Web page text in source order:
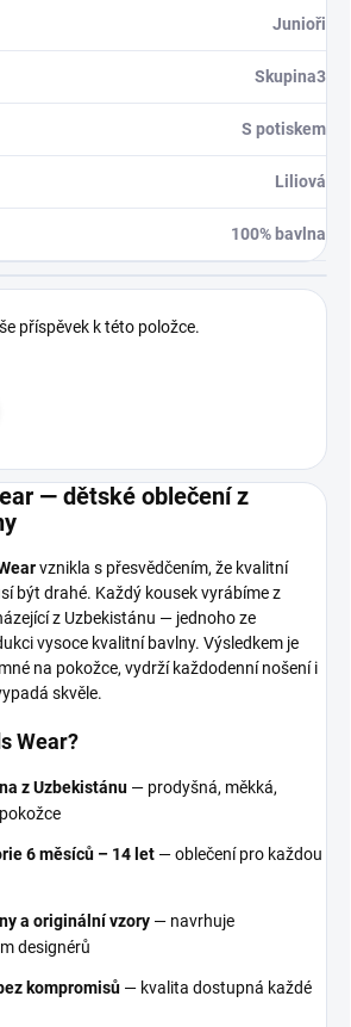
Junioři
Skupina3
S potiskem
Liliová
100% bavlna
příspěvek k této položce.
— dětské oblečení z
vznikla s přesvědčením, že kvalitní
být drahé. Každý kousek vyrábíme z
z Uzbekistánu — jednoho ze
vysoce kvalitní bavlny. Výsledkem je
na pokožce, vydrží každodenní nošení i
skvěle.
Wear?
z Uzbekistánu — prodyšná, měkká,
6 měsíců – 14 let — oblečení pro každou
a originální vzory — navrhuje
designérů
kompromisů — kvalita dostupná každé